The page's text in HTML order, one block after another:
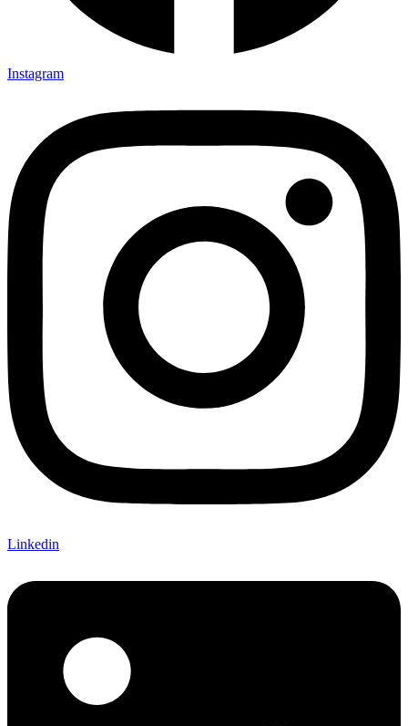
Instagram
Linkedin